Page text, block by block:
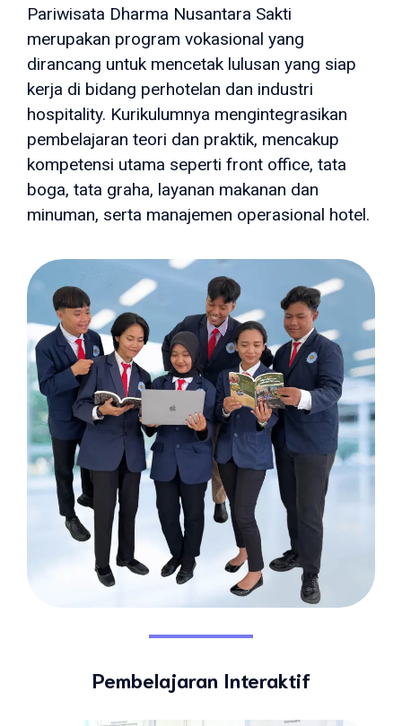
Pariwisata Dharma Nusantara Sakti
merupakan program vokasional yang
dirancang untuk mencetak lulusan yang siap
kerja di bidang perhotelan dan industri
hospitality. Kurikulumnya mengintegrasikan
pembelajaran teori dan praktik, mencakup
kompetensi utama seperti front office, tata
boga, tata graha, layanan makanan dan
minuman, serta manajemen operasional hotel.
Pembelajaran Interaktif